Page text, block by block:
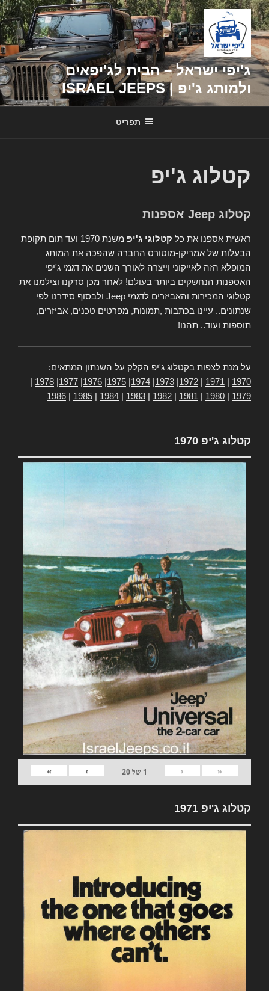
דילוג
לתוכן
ג'יפי ישראל – הבית לג'יפאים
ולמותג ג'יפ | ISRAEL JEEPS
תפריט
קטלוג ג'יפ
קטלוג Jeep אספנות
ראשית אספנו את כל קטלוגי ג'יפ
משנת 1970 ועד תום תקופת
הבעלות של אמריקן-מוטורס החברה שהפכה את המותג
המופלא הזה לאייקוני וייצרה לאורך השנים את דגמי ג'יפי
האספנות הנחשקים ביותר בעולם! לאחר מכן סרקנו וצילמנו את
קטלוגי המכירות והאביזרים לדגמי Jeep ולבסוף סידרנו לפי
שנתונים.. עיינו בכתבות ,תמונות, מפרטים טכנים, אביזרים,
תוספות ועוד.. תהנו!
על מנת לצפות בקטלוג ג'יפ הקלק על השנתון המתאים:
1970
1971
1972
1973
1974
1975
1976
1977
1978
1979
1980
1981
1982
1983
1984
1985
1986
קטלוג ג'יפ 1970
«
‹
1 של20
›
»
קטלוג ג'יפ 1971